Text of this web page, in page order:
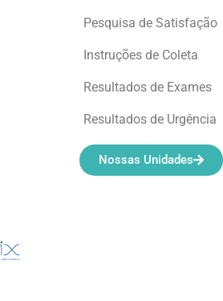
Pesquisa de Satisfação
Instruções de Coleta
Resultados de Exames
Resultados de Urgência
Nossas Unidades